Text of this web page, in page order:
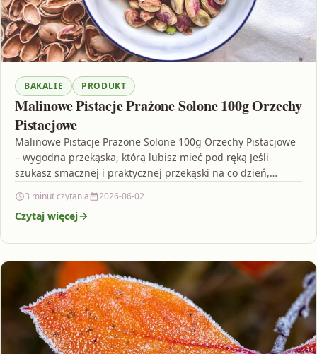
BAKALIE PRODUKT
Malinowe Pistacje Prażone Solone 100g Orzechy
Pistacjowe
Malinowe Pistacje Prażone Solone 100g Orzechy Pistacjowe
– wygodna przekąska, którą lubisz mieć pod ręką Jeśli
szukasz smacznej i praktycznej przekąski na co dzień,…
3 minut czytania 2026-06-02
Czytaj więcej